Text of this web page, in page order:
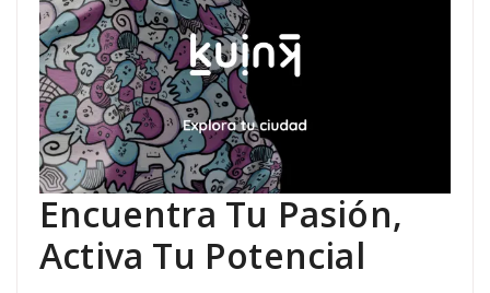
Encuentra Tu Pasión,
Activa Tu Potencial